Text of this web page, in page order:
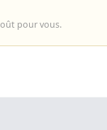
pour vous.